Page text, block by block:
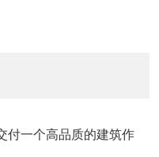
付一个高品质的建筑作